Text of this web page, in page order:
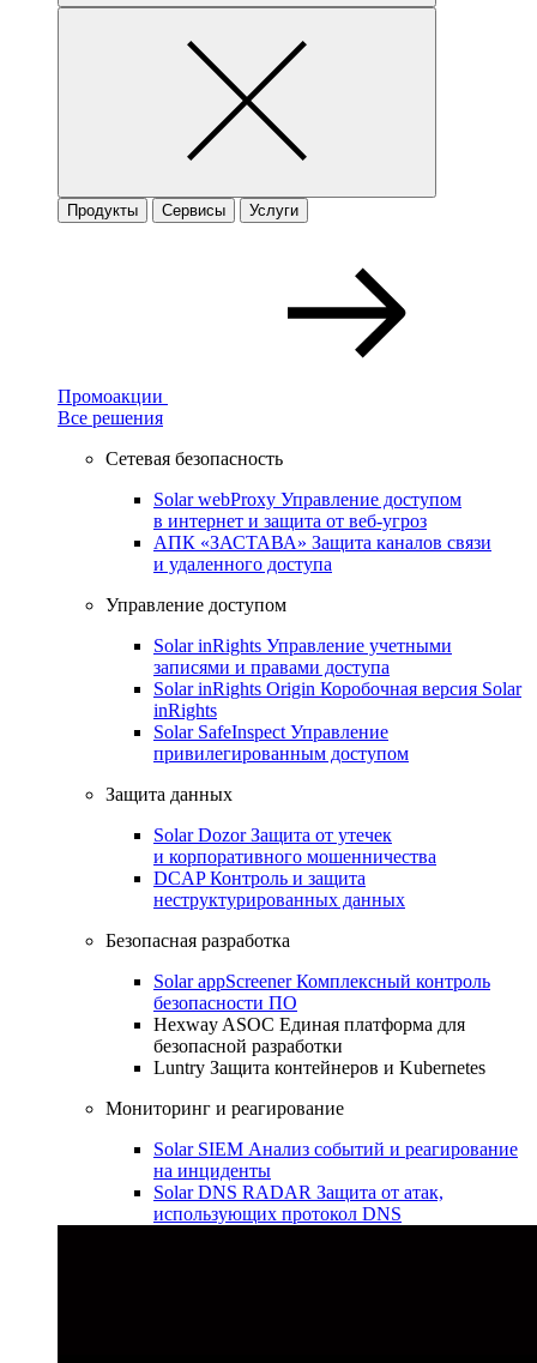
Продукты Сервисы Услуги
Промоакции
Все решения
Сетевая безопасность
Solar webProxy Управление доступом
в интернет и защита от веб-угроз
АПК «ЗАСТАВА» Защита каналов связи
и удаленного доступа
Управление доступом
Solar inRights Управление учетными
записями и правами доступа
Solar inRights Origin Коробочная версия Solar
inRights
Solar SafeInspect Управление
привилегированным доступом
Защита данных
Solar DozorЗащита от утечек
и корпоративного мошенничества
DCAPКонтроль и защита
неструктурированных данных
Безопасная разработка
Solar appScreenerКомплексный контроль
безопасности ПО
Hexway ASOC Единая платформа для
безопасной разработки
Luntry Защита контейнеров и Kubernetes
Мониторинг и реагирование
Solar SIEM Анализ событий и реагирование
на инциденты
Solar DNS RADAR Защита от атак,
использующих протокол DNS